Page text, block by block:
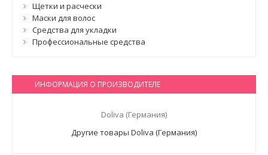
Щетки и расчески
Маски для волос
Средства для укладки
Профессиональные средства
ИНФОРМАЦИЯ О ПРОИЗВОДИТЕЛЕ
Doliva (Германия)
Другие товары Doliva (Германия)